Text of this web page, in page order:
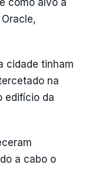
como alvo a
cidade tinham
na
edifício da
a cabo o